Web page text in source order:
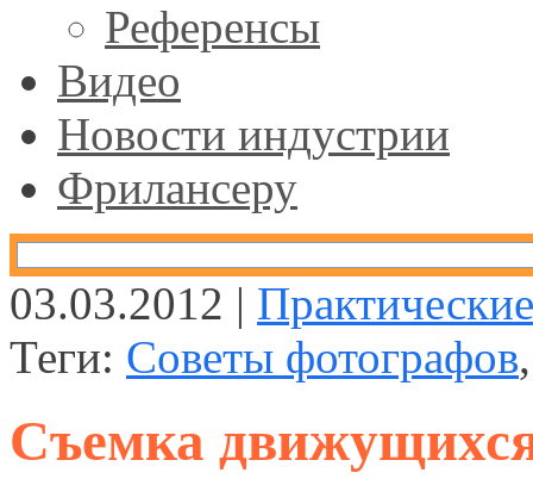
Референсы
Видео
Новости индустрии
Фрилансеру
03.03.2012 |
Теги: Советы фотографов
Съемка